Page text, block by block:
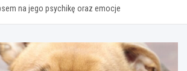
na jego psychikę oraz emocje